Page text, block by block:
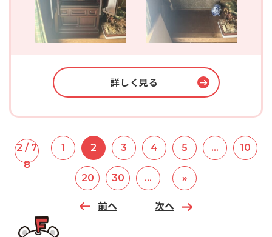
詳しく見る
2 / 7
8
前へ
1 2 3 4 5 ... 10
20 30 ...
次へ
»